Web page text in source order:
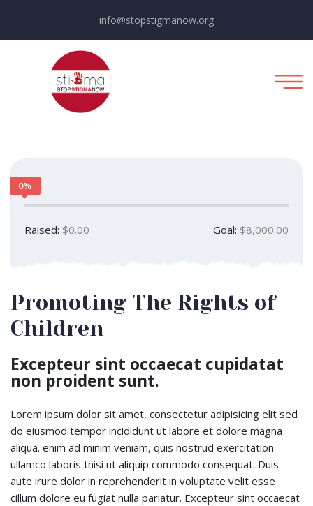
info@stopstigmanow.org
0%
Raised: $0.00 Goal: $8,000.00
Promoting The Rights of
Children
Excepteur sint occaecat cupidatat
non proident sunt.
Lorem ipsum dolor sit amet, consectetur adipisicing elit sed
do eiusmod tempor incididunt ut labore et dolore magna
aliqua. enim ad minim veniam, quis nostrud exercitation
ullamco laboris tnisi ut aliquip commodo consequat. Duis
aute irure dolor in reprehenderit in voluptate velit esse
cillum dolore eu fugiat nulla pariatur. Excepteur sint occaecat